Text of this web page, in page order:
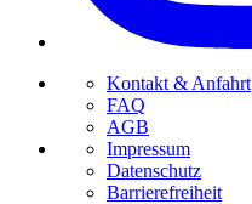
Kontakt & Anfahrt
FAQ
AGB
Impressum
Datenschutz
Barrierefreiheit